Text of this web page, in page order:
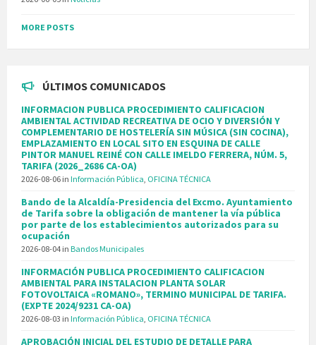
MORE POSTS
ÚLTIMOS COMUNICADOS
INFORMACION PUBLICA PROCEDIMIENTO CALIFICACION
AMBIENTAL ACTIVIDAD RECREATIVA DE OCIO Y DIVERSIÓN Y
COMPLEMENTARIO DE HOSTELERÍA SIN MÚSICA (SIN COCINA),
EMPLAZAMIENTO EN LOCAL SITO EN ESQUINA DE CALLE
PINTOR MANUEL REINÉ CON CALLE IMELDO FERRERA, NÚM. 5,
TARIFA (2026_2686 CA-OA)
2026-08-06 in Información Pública, OFICINA TÉCNICA
Bando de la Alcaldía-Presidencia del Excmo. Ayuntamiento
de Tarifa sobre la obligación de mantener la vía pública
por parte de los establecimientos autorizados para su
ocupación
2026-08-04 in Bandos Municipales
INFORMACIÓN PUBLICA PROCEDIMIENTO CALIFICACION
AMBIENTAL PARA INSTALACION PLANTA SOLAR
FOTOVOLTAICA «ROMANO», TERMINO MUNICIPAL DE TARIFA.
(EXPTE 2024/9231 CA-OA)
2026-08-03 in Información Pública, OFICINA TÉCNICA
APROBACIÓN INICIAL DEL ESTUDIO DE DETALLE PARA